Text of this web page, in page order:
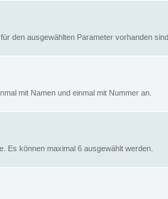
den ausgewählten Parameter vorhanden sind.
mit Namen und einmal mit Nummer an.
Es können maximal 6 ausgewählt werden.